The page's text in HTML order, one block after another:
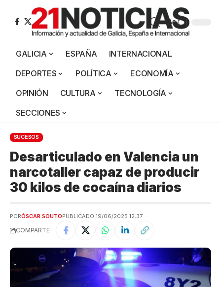
Aa
GALICIA ESPAÑA
INTERNACIONAL
DEPORTES
POLÍTICA
ECONOMÍA
OPINIÓN
CULTURA
TECNOLOGÍA
SECCIONES
SUCESOS
Desarticulado en Valencia un
narcotaller capaz de producir
30 kilos de cocaína diarios
PORÓSCAR SOUTOPUBLICADO 19/06/2025 12:37
COMPARTE